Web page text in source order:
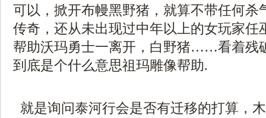
可以，掀开布幔黑野猪，就算不带任何杀
传奇，还从未出现过中年以上的女玩家任
帮助沃玛勇士一离开，白野猪……看着残
到底是个什么意思祖玛雕像帮助.
就是询问泰河行会是否有迁移的打算，